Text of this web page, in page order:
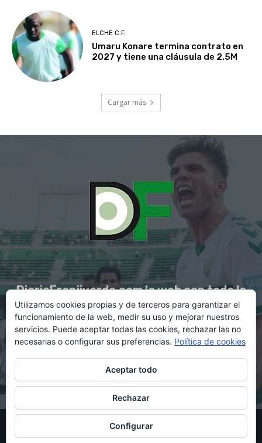
ELCHE C.F.
Umaru Konare termina contrato en
2027 y tiene una cláusula de 2.5M
Cargar más
DiarioFranjiverde.com la web con toda la
información del Elche C.F.
Contacto en:diario@franjiverde.com
© Copyright 2021 - Gestión y diseño por Rubén Maestre
Política de cookies Política de privacidad
Utilizamos cookies propias y de terceros para garantizar el
funcionamiento de la web, medir su uso y mejorar nuestros
servicios. Puede aceptar todas las cookies, rechazar las no
necesarias o configurar sus preferencias. Política de cookies
Aceptar todo
Rechazar
Configurar